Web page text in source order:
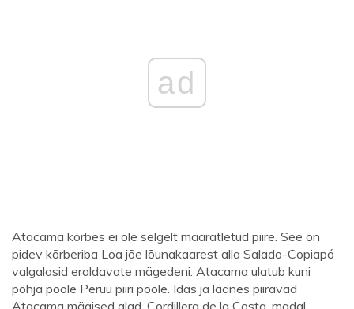
ad
Atacama kõrbes ei ole selgelt määratletud piire. See on
pidev kõrberiba Loa jõe lõunakaarest alla Salado-Copiapó
valgalasid eraldavate mägedeni. Atacama ulatub kuni
põhja poole Peruu piiri poole. Idas ja läänes piiravad